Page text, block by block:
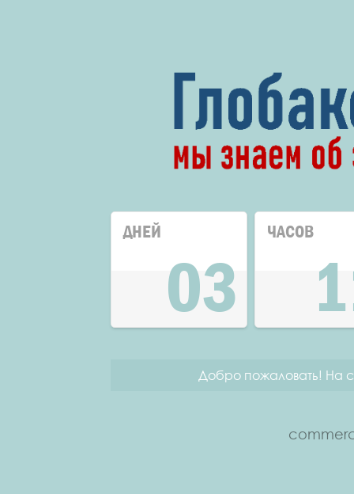
ДНЕЙ
03
ЧАСОВ
Добро пожаловать! На